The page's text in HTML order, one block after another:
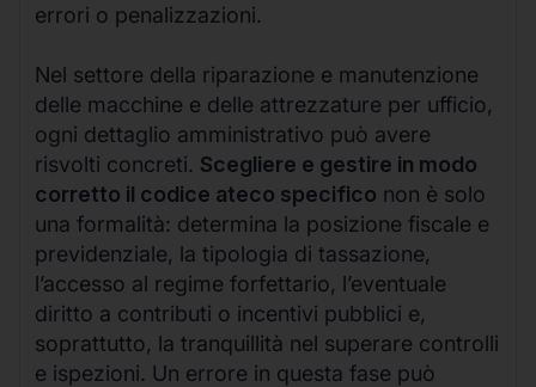
errori o penalizzazioni.
Nel settore della riparazione e manutenzione
delle macchine e delle attrezzature per ufficio,
ogni dettaglio amministrativo può avere
risvolti concreti. Scegliere e gestire in modo
corretto il codice ateco specifico non è solo
una formalità: determina la posizione fiscale e
previdenziale, la tipologia di tassazione,
l’accesso al regime forfettario, l’eventuale
diritto a contributi o incentivi pubblici e,
soprattutto, la tranquillità nel superare controlli
e ispezioni. Un errore in questa fase può